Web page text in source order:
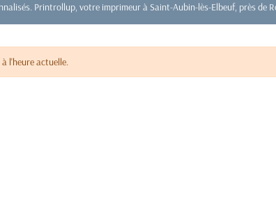
Printrollup, votre imprimeur à Saint-Aubin-lès-Elbeuf, près de
l'heure actuelle.